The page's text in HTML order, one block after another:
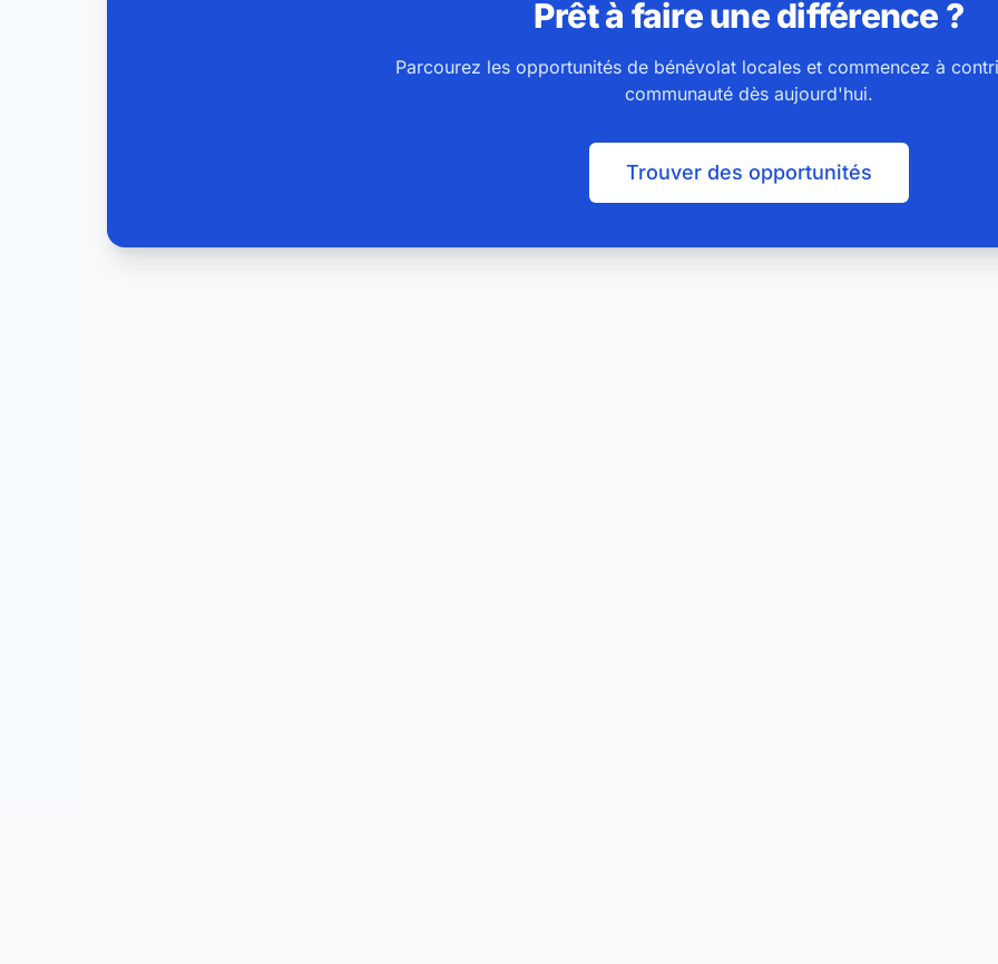
Prêt à faire une différence ?
Parcourez les opportunités de bénévolat locales et commencez à
communauté dès aujourd'hui.
Trouver des opportunités